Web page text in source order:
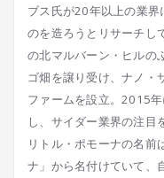
ブス氏が20年以上の業界
のを造ろうとリサーチし
の北マルバーン・ヒルの
ゴ畑を譲り受け、ナノ・
ファームを設立。2015
し、サイダー業界の注目
リトル・ポモーナの名前
ナ」から名付けていて、